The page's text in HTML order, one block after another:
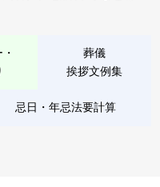
葬儀
挨拶文例集
忌日・年忌法要計算